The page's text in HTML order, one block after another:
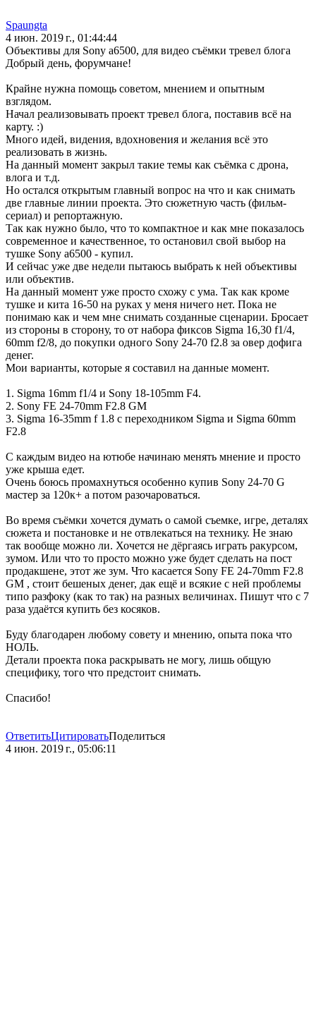
Spaungta
4 июн. 2019 г., 01:44:44
Объективы для Sony a6500, для видео съёмки тревел блога
Добрый день, форумчане!
Крайне нужна помощь советом, мнением и опытным
взглядом.
Начал реализовывать проект тревел блога, поставив всё на
карту. :)
Много идей, видения, вдохновения и желания всё это
реализовать в жизнь.
На данный момент закрыл такие темы как съёмка с дрона,
влога и т.д.
Но остался открытым главный вопрос на что и как снимать
две главные линии проекта. Это сюжетную часть (фильм-
сериал) и репортажную.
Так как нужно было, что то компактное и как мне показалось
современное и качественное, то остановил свой выбор на
тушке Sony a6500 - купил.
И сейчас уже две недели пытаюсь выбрать к ней объективы
или объектив.
На данный момент уже просто схожу с ума. Так как кроме
тушке и кита 16-50 на руках у меня ничего нет. Пока не
понимаю как и чем мне снимать созданные сценарии. Бросает
из стороны в сторону, то от набора фиксов Sigma 16,30 f1/4,
60mm f2/8, до покупки одного Sony 24-70 f2.8 за овер дофига
денег.
Мои варианты, которые я составил на данные момент.
1. Sigma 16mm f1/4 и Sony 18-105mm F4.
2. Sony FE 24-70mm F2.8 GM
3. Sigma 16-35mm f 1.8 c переходником Sigma и Sigma 60mm
F2.8
С каждым видео на ютюбе начинаю менять мнение и просто
уже крыша едет.
Очень боюсь промахнуться особенно купив Sony 24-70 G
мастер за 120к+ а потом разочароваться.
Во время съёмки хочется думать о самой съемке, игре, деталях
сюжета и постановке и не отвлекаться на технику. Не знаю
так вообще можно ли. Хочется не дёргаясь играть ракурсом,
зумом. Или что то просто можно уже будет сделать на пост
продакшене, этот же зум. Что касается Sony FE 24-70mm F2.8
GM , стоит бешеных денег, дак ещё и всякие с ней проблемы
типо разфоку (как то так) на разных величинах. Пишут что с 7
раза удаётся купить без косяков.
Буду благодарен любому совету и мнению, опыта пока что
НОЛЬ.
Детали проекта пока раскрывать не могу, лишь общую
специфику, того что предстоит снимать.
Спасибо!
ОтветитьЦитироватьПоделиться
4 июн. 2019 г., 05:06:11